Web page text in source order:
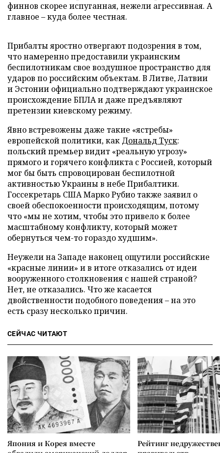
финнов скорее испуганная, нежели агрессивная. А
главное – куда более честная.
Прибалты яростно отвергают подозрения в том,
что намеренно предоставили украинским
беспилотникам свое воздушное пространство для
ударов по российским объектам. В Литве, Латвии
и Эстонии официально подтверждают украинское
происхождение БПЛА и даже предъявляют
претензии киевскому режиму.
Явно встревожены даже такие «ястребы»
европейской политики, как Дональд Туск:
польский премьер видит «реальную угрозу»
прямого и горячего конфликта с Россией, который
мог бы быть спровоцирован беспилотной
активностью Украины в небе Прибалтики.
Госсекретарь США Марко Рубио также заявил о
своей обеспокоенности происходящим, потому
что «мы не хотим, чтобы это привело к более
масштабному конфликту, который может
обернуться чем-то гораздо худшим».
Неужели на Западе наконец ощутили российские
«красные линии» и в итоге отказались от идеи
вооруженного столкновения с нашей страной?
Нет, не отказались. Что же касается
двойственности подобного поведения – на это
есть сразу несколько причин.
СЕЙЧАС ЧИТАЮТ
Япония и Корея вместе
Рейтинг